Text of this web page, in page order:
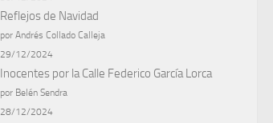
Reflejos de Navidad
por Andrés Collado Calleja
29/12/2024
Inocentes por la Calle Federico García Lorca
por Belén Sendra
28/12/2024